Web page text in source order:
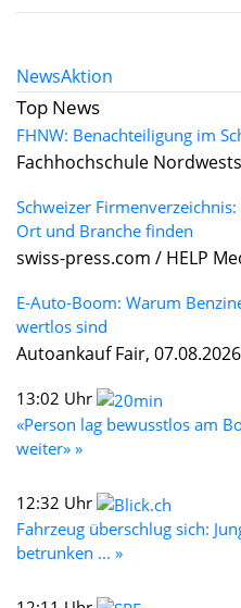
NewsAktion
Top News
FHNW: Benachteiligung im
Fachhochschule
Schweizer
Ort und Branche finden
swiss-press.com / HELP
E-Auto-Boom: Warum
wertlos sind
Autoankauf Fair, 07.08.2026
13:02 Uhr
«Person lag bewusstlos am
weiter» »
12:32 Uhr
Fahrzeug überschlug sich:
betrunken ... »